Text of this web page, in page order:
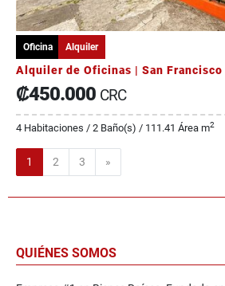
Oficina Alquiler
₡450.000 CRC
4 Habitaciones / 2 Baño(s) / 111.41 Área m2
1 2 3 »
QUIÉNES SOMOS